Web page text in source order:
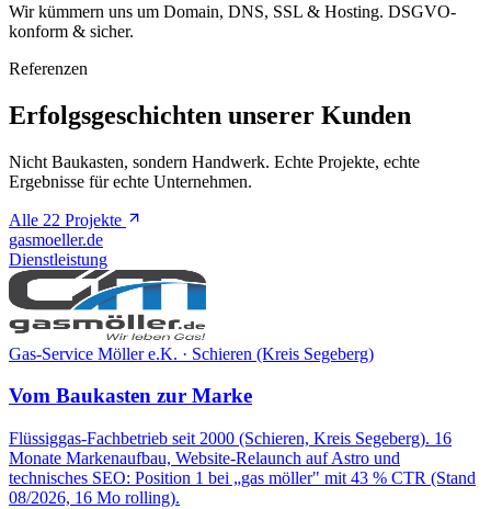
Wir kümmern uns um Domain, DNS, SSL & Hosting. DSGVO-
konform & sicher.
Referenzen
Erfolgsgeschichten unserer Kunden
Nicht Baukasten, sondern Handwerk. Echte Projekte, echte
Ergebnisse für echte Unternehmen.
Alle 22 Projekte
gasmoeller.de
Dienstleistung
Gas-Service Möller e.K. · Schieren (Kreis Segeberg)
Vom Baukasten zur Marke
Flüssiggas-Fachbetrieb seit 2000 (Schieren, Kreis Segeberg). 16
Monate Markenaufbau, Website-Relaunch auf Astro und
technisches SEO: Position 1 bei „gas möller" mit 43 % CTR (Stand
08/2026, 16 Mo rolling).